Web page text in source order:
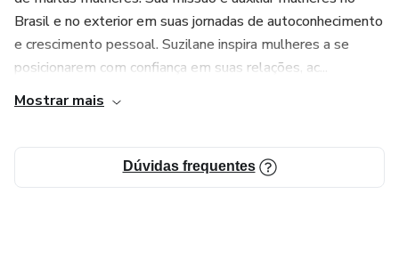
Brasil e no exterior em suas jornadas de autoconhecimento
e crescimento pessoal. Suzilane inspira mulheres a se
posicionarem com confiança em suas relações, ac...
Mostrar mais
Dúvidas frequentes